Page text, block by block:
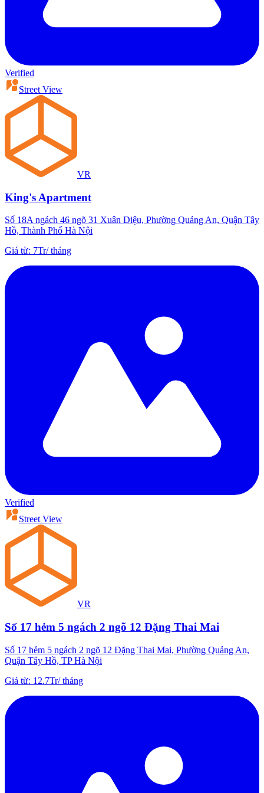
Verified
Street View
VR
King's Apartment
Số 18A ngách 46 ngõ 31 Xuân Diệu, Phường Quảng An, Quận Tây
Hồ, Thành Phố Hà Nội
Giá từ: 7Tr/tháng
Verified
Street View
VR
Số 17 hẻm 5 ngách 2 ngõ 12 Đặng Thai Mai
Số 17 hẻm 5 ngách 2 ngõ 12 Đặng Thai Mai, Phường Quảng An,
Quận Tây Hồ, TP Hà Nội
Giá từ: 12.7Tr/tháng